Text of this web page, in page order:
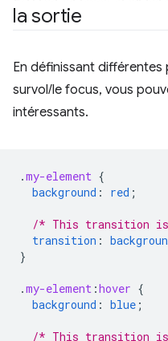
la sortie
En définissant différentes
survol/le focus, vous
intéressants.
.my-element {
background : red ;
/* This transition
transition :
}
.my-element :hover {
background : blue ;
/* This transition